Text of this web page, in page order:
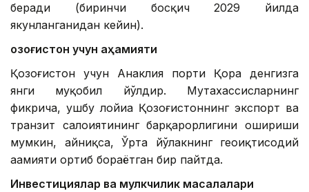
беради (биринчи босқич 2029 йилда
якунланганидан кейин).
Қозоғистон учун аҳамияти
Қозоғистон учун Анаклия порти Қора денгизга
янги муқобил йўлдир. Мутахассисларнинг
фикрича, ушбу лойиҳа Қозоғистоннинг экспорт ва
транзит салоҳиятининг барқарорлигини ошириши
мумкин, айниқса, Ўрта йўлакнинг геоиқтисодий
аҳамияти ортиб бораётган бир пайтда.
Инвестициялар ва мулкчилик масалалари